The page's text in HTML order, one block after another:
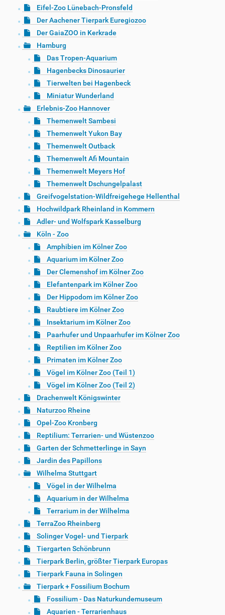
Eifel-Zoo Lünebach-Pronsfeld
Der Aachener Tierpark Euregiozoo
Der GaiaZOO in Kerkrade
Hamburg
Das Tropen-Aquarium
Hagenbecks Dinosaurier
Tierwelten bei Hagenbeck
Miniatur Wunderland
Erlebnis-Zoo Hannover
Themenwelt Sambesi
Themenwelt Yukon Bay
Themenwelt Outback
Themenwelt Afi Mountain
Themenwelt Meyers Hof
Themenwelt Dschungelpalast
Greifvogelstation-Wildfreigehege Hellenthal
Hochwildpark Rheinland in Kommern
Adler- und Wolfspark Kasselburg
Köln - Zoo
Amphibien im Kölner Zoo
Aquarium im Kölner Zoo
Der Clemenshof im Kölner Zoo
Elefantenpark im Kölner Zoo
Der Hippodom im Kölner Zoo
Raubtiere im Kölner Zoo
Insektarium im Kölner Zoo
Paarhufer und Unpaarhufer im Kölner Zoo
Reptilien im Kölner Zoo
Primaten im Kölner Zoo
Vögel im Kölner Zoo (Teil 1)
Vögel im Kölner Zoo (Teil 2)
Drachenwelt Königswinter
Naturzoo Rheine
Opel-Zoo Kronberg
Reptilium: Terrarien- und Wüstenzoo
Garten der Schmetterlinge in Sayn
Jardin des Papillons
Wilhelma Stuttgart
Vögel in der Wilhelma
Aquarium in der Wilhelma
Terrarium in der Wilhelma
TerraZoo Rheinberg
Solinger Vogel- und Tierpark
Tiergarten Schönbrunn
Tierpark Berlin, größter Tierpark Europas
Tierpark Fauna in Solingen
Tierpark + Fossilium Bochum
Fossilium - Das Naturkundemuseum
Aquarien - Terrarienhaus